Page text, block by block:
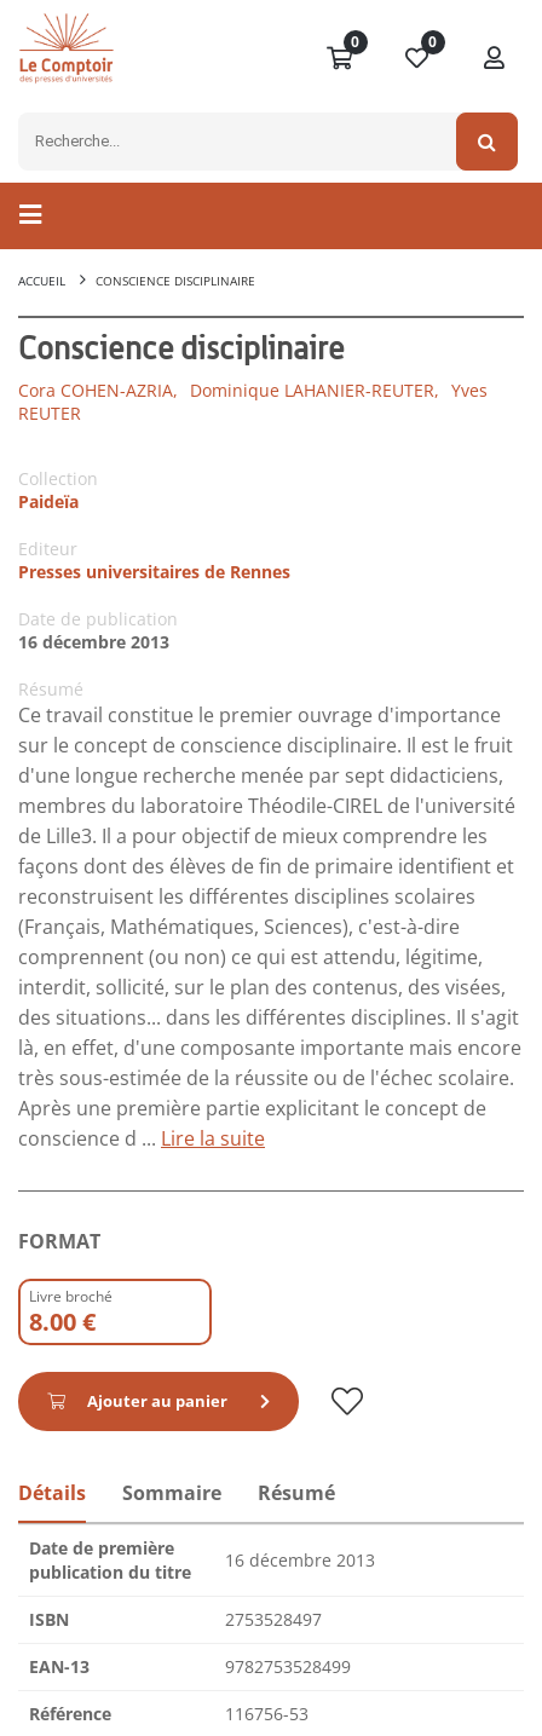
0 0
ACCUEIL CONSCIENCE DISCIPLINAIRE
Conscience disciplinaire
Cora COHEN-AZRIA, Dominique LAHANIER-REUTER, Yves
REUTER
Collection
Paideïa
Editeur
Presses universitaires de Rennes
Date de publication
16 décembre 2013
Résumé
Ce travail constitue le premier ouvrage d'importance
sur le concept de conscience disciplinaire. Il est le fruit
d'une longue recherche menée par sept didacticiens,
membres du laboratoire Théodile-CIREL de l'université
de Lille3. Il a pour objectif de mieux comprendre les
façons dont des élèves de fin de primaire identifient et
reconstruisent les différentes disciplines scolaires
(Français, Mathématiques, Sciences), c'est-à-dire
comprennent (ou non) ce qui est attendu, légitime,
interdit, sollicité, sur le plan des contenus, des visées,
des situations... dans les différentes disciplines. Il s'agit
là, en effet, d'une composante importante mais encore
très sous-estimée de la réussite ou de l'échec scolaire.
Après une première partie explicitant le concept de
conscience d ... Lire la suite
FORMAT
Livre broché
8.00 €
Ajouter au panier
Détails Sommaire Résumé
Date de première
publication du titre
16 décembre 2013
ISBN 2753528497
EAN-13 9782753528499
Référence 116756-53